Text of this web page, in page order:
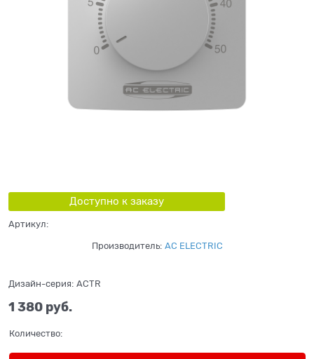
Доступно к заказу
Артикул:
Производитель: AC ELECTRIC
Дизайн-серия: ACTR
1 380 руб.
Количество: